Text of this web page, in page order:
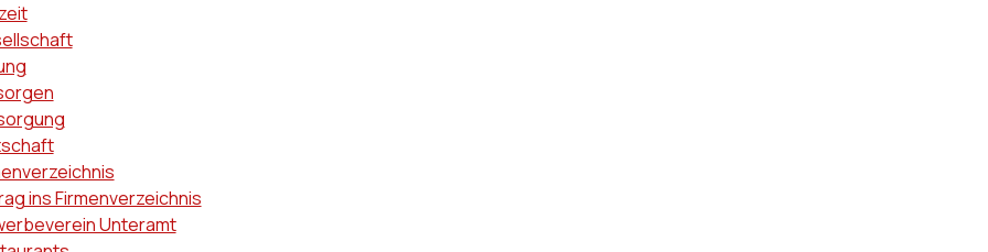
ins Firmenverzeichnis
Unteramt